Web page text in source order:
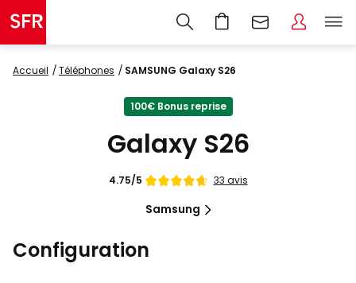
Accueil Téléphones SAMSUNG Galaxy S26
100€ Bonus reprise
Galaxy S26
Note
4.75/5 33 avis
Samsung
Configuration